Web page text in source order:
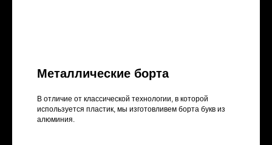
Металлические борта
В отличие от классической технологии, в которой
используется пластик, мы изготовливем борта букв из
алюминия.